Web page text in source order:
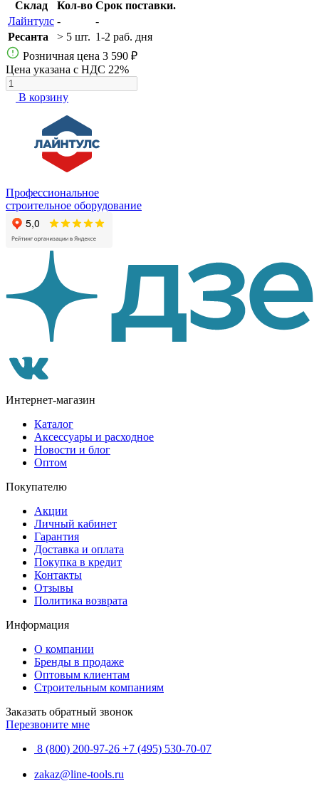
Склад
Кол-во Срок поставки.
Лайнтулс -
-
Ресанта
> 5 шт. 1-2 раб. дня
Розничная цена 3 590 ₽
Цена указана с НДС 22%
В корзину
Профессиональное
строительное оборудование
Интернет-магазин
Каталог
Аксессуары и расходное
Новости и блог
Оптом
Покупателю
Акции
Личный кабинет
Гарантия
Доставка и оплата
Покупка в кредит
Контакты
Отзывы
Политика возврата
Информация
О компании
Бренды в продаже
Оптовым клиентам
Строительным компаниям
Заказать обратный звонок
Перезвоните мне
8 (800) 200-97-26 +7 (495) 530-70-07
zakaz@line-tools.ru